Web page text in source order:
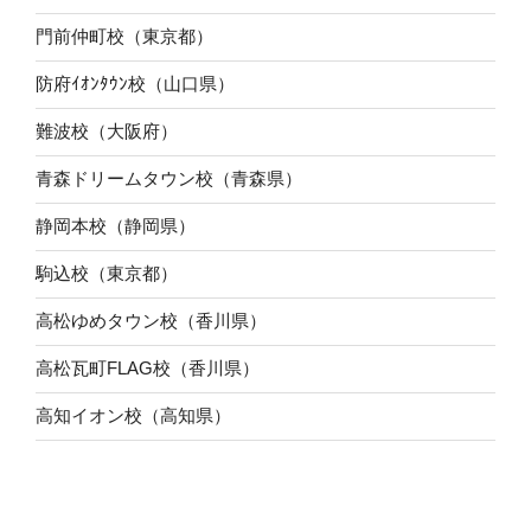
門前仲町校（東京都）
防府ｲｵﾝﾀｳﾝ校（山口県）
難波校（大阪府）
青森ドリームタウン校（青森県）
静岡本校（静岡県）
駒込校（東京都）
高松ゆめタウン校（香川県）
高松瓦町FLAG校（香川県）
高知イオン校（高知県）